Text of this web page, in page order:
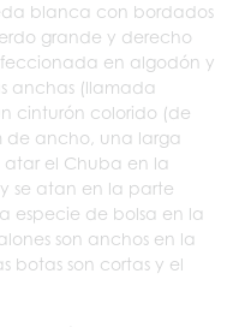
blanca con bordados
grande y derecho
en algodón y
anchas (llamada
cinturón colorido (de
de ancho, una larga
el Chuba en la
se atan en la parte
especie de bolsa en la
son anchos en la
botas son cortas y el